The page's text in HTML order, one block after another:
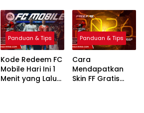
Pilihan Terbaik
Terbaik Grafik
Realistis
Panduan & Tips
Kode Redeem FC
Mobile Hari Ini 1
Menit yang Lalu
Panduan & Tips
Cara
Mendapatkan
Skin FF Gratis